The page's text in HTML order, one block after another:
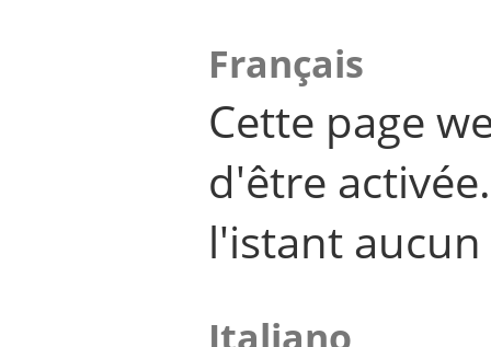
Français
Cette page
d'être
l'istant